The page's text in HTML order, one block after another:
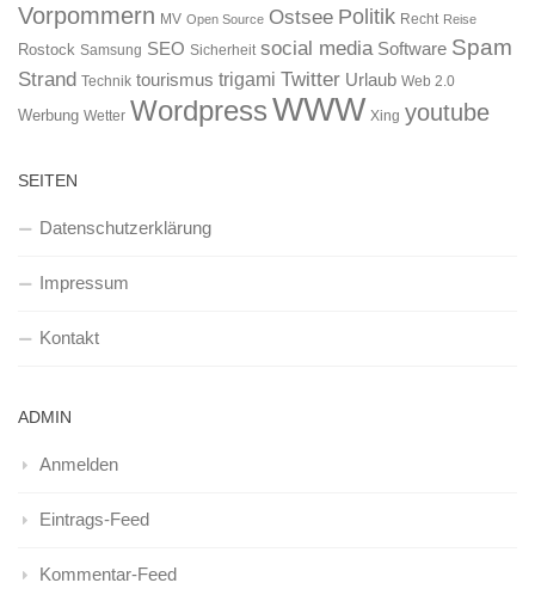
Vorpommern MV Open Source Ostsee Politik Recht Reise
Rostock Samsung SEO Sicherheit social media Software Spam
Strand Technik tourismus trigami Twitter Urlaub Web 2.0
Werbung Wetter WordpressWWW Xing youtube
SEITEN
Datenschutzerklärung
Impressum
Kontakt
ADMIN
Anmelden
Eintrags-Feed
Kommentar-Feed